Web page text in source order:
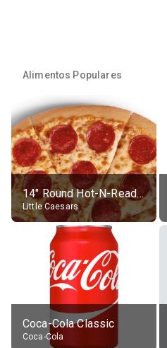
Alimentos Populares
14" Round Hot-N-Ready Pepperoni Pizza
Little Caesars
Coca-Cola Classic
Coca-Cola